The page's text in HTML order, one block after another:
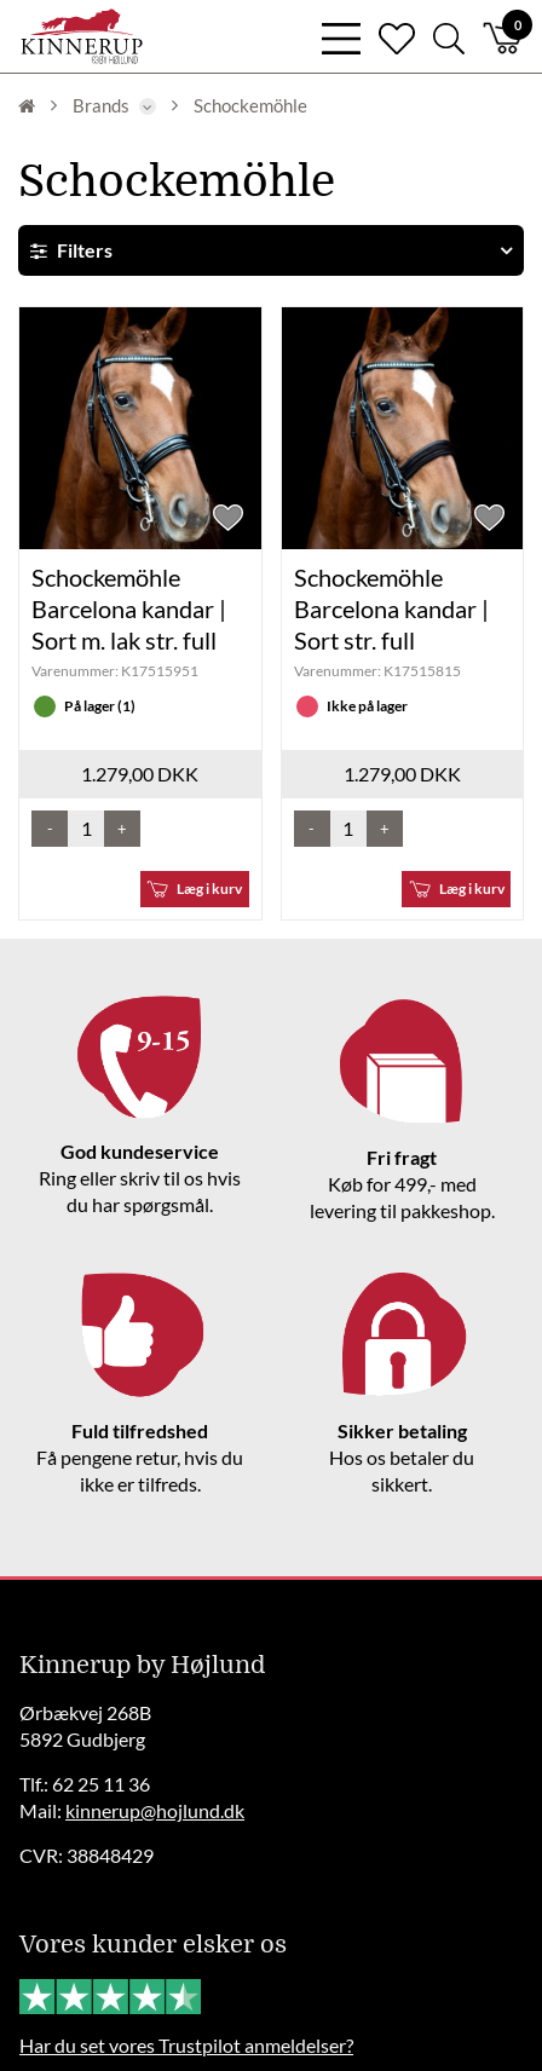
0
bars
light
heart
search
light
Brands Schockemöhle
Schockemöhle
Filters
Schockemöhle
Barcelona kandar |
Sort m. lak str. full
Varenummer: K17515951
På lager (1)
1.279,00 DKK
- +
Læg i kurv
Schockemöhle
Barcelona kandar |
Sort str. full
Varenummer: K17515815
Ikke på lager
1.279,00 DKK
- +
Læg i kurv
God kundeservice
Ring eller skriv til os hvis
du har spørgsmål.
Fri fragt
Køb for 499,- med
levering til pakkeshop.
Fuld tilfredshed
Få pengene retur, hvis du
ikke er tilfreds.
Sikker betaling
Hos os betaler du
sikkert.
Kinnerup by Højlund
Ørbækvej 268B
5892 Gudbjerg
Tlf.: 62 25 11 36
Mail: kinnerup@hojlund.dk
CVR: 38848429
Vores kunder elsker os
Har du set vores Trustpilot anmeldelser?